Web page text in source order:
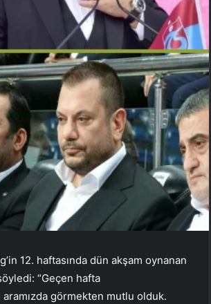
12. haftasında dün akşam oynanan
“Geçen hafta
görmekten mutlu olduk.